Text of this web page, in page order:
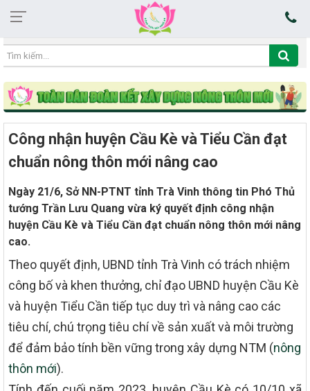
08:29:52 09/08/2026
Công nhận huyện Cầu Kè và Tiểu Cần đạt
chuẩn nông thôn mới nâng cao
Ngày 21/6, Sở NN-PTNT tỉnh Trà Vinh thông tin Phó Thủ
tướng Trần Lưu Quang vừa ký quyết định công nhận
huyện Cầu Kè và Tiểu Cần đạt chuẩn nông thôn mới nâng
cao.
Theo quyết định, UBND tỉnh Trà Vinh có trách nhiệm
công bố và khen thưởng, chỉ đạo UBND huyện Cầu Kè
và huyện Tiểu Cần tiếp tục duy trì và nâng cao các
tiêu chí, chú trọng tiêu chí về sản xuất và môi trường
để đảm bảo tính bền vững trong xây dựng NTM (nông
thôn mới).